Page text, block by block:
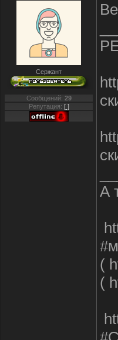
Сержант
Сообщений: 29
Репутация: [ ]
А
(
(